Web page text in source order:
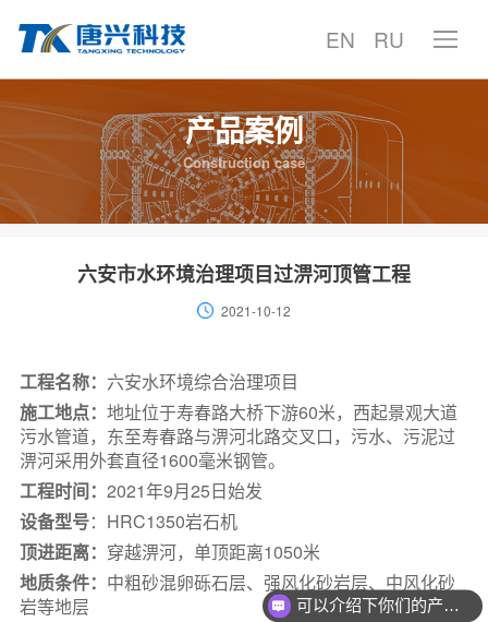
EN RU
产品中心
服务支持
聚焦唐兴
关于唐兴
联系我们
产品案例
Construction case
六安市水环境治理项目过淠河顶管工程
2021-10-12
工程名称： 六安水环境综合治理项目
施工地点： 地址位于寿春路大桥下游60米，西起景观大道
污水管道，东至寿春路与淠河北路交叉口，污水、污泥过
淠河采用外套直径1600毫米钢管。
工程时间： 2021年9月25日始发
设备型号：HRC1350岩石机
顶进距离： 穿越淠河，单顶距离1050米
地质条件： 中粗砂混卵砾石层、强风化砂岩层、中风化砂
岩等地层
可以介绍下你们的产品么？